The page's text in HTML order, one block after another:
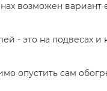
возможен
- это на подвесах и
опустить сам